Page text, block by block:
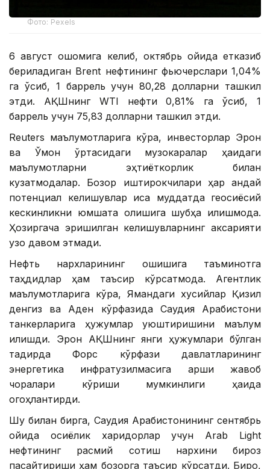
Фото: Pexels
6 август оқшомига келиб, октябрь ойида етказиб
бериладиган Brent нефтининг фьючерслари 1,04%
га ўсиб, 1 баррель учун 80,28 долларни ташкил
этди. АҚШнинг WTI нефти 0,81% га ўсиб, 1
баррель учун 75,83 долларни ташкил этди.
Reuters маълумотларига кўра, инвесторлар Эрон
ва Ўмон ўртасидаги музокаралар ҳақидаги
маълумотларни эҳтиёткорлик билан
кузатмоқдалар. Бозор иштирокчилари ҳар қандай
потенциал келишувлар қисқа муддатда геосиёсий
кескинликни юмшата олишига шубҳа қилишмоқда.
Ҳозиргача эришилган келишувларнинг аксарияти
узоқ давом этмади.
Нефть нархларининг ошишига таъминотга
таҳдидлар ҳам таъсир кўрсатмоқда. Агентлик
маълумотларига кўра, Ямандаги хусийлар Қизил
денгиз ва Аден кўрфазида Саудия Арабистони
танкерларига ҳужумлар уюштиришини маълум
қилишди. Эрон АҚШнинг янги ҳужумлари бўлган
тақдирда Форс кўрфази давлатларининг
энергетика инфратузилмасига қарши жавоб
чоралари кўриши мумкинлиги ҳақида
огоҳлантирди.
Шу билан бирга, Саудия Арабистонининг сентябрь
ойида осиёлик харидорлар учун Arab Light
нефтининг расмий сотиш нархини бироз
пасайтириши ҳам бозорга таъсир кўрсатди. Бироқ,